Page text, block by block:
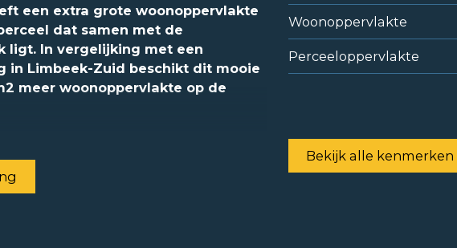
een extra grote woonoppervlakte
dat samen met de
ligt. In vergelijking met een
in Limbeek-Zuid beschikt dit mooie
meer woonoppervlakte op de
Woonoppervlakte
Perceeloppervlakte
Bekijk alle kenmerken